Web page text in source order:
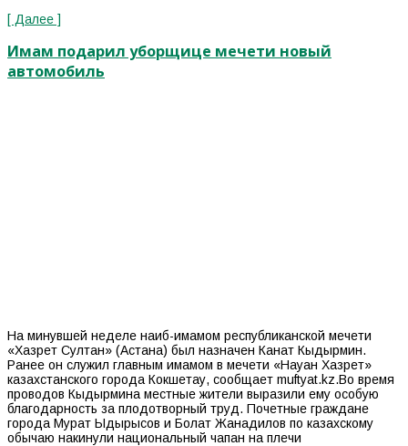
[ Далее ]
Имам подарил уборщице мечети новый
автомобиль
На минувшей неделе наиб-имамом республиканской мечети
«Хазрет Султан» (Астана) был назначен Канат Кыдырмин.
Ранее он служил главным имамом в мечети «Науан Хазрет»
казахстанского города Кокшетау, сообщает muftyat.kz.Во время
проводов Кыдырмина местные жители выразили ему особую
благодарность за плодотворный труд. Почетные граждане
города Мурат Ыдырысов и Болат Жанадилов по казахскому
обычаю накинули национальный чапан на плечи